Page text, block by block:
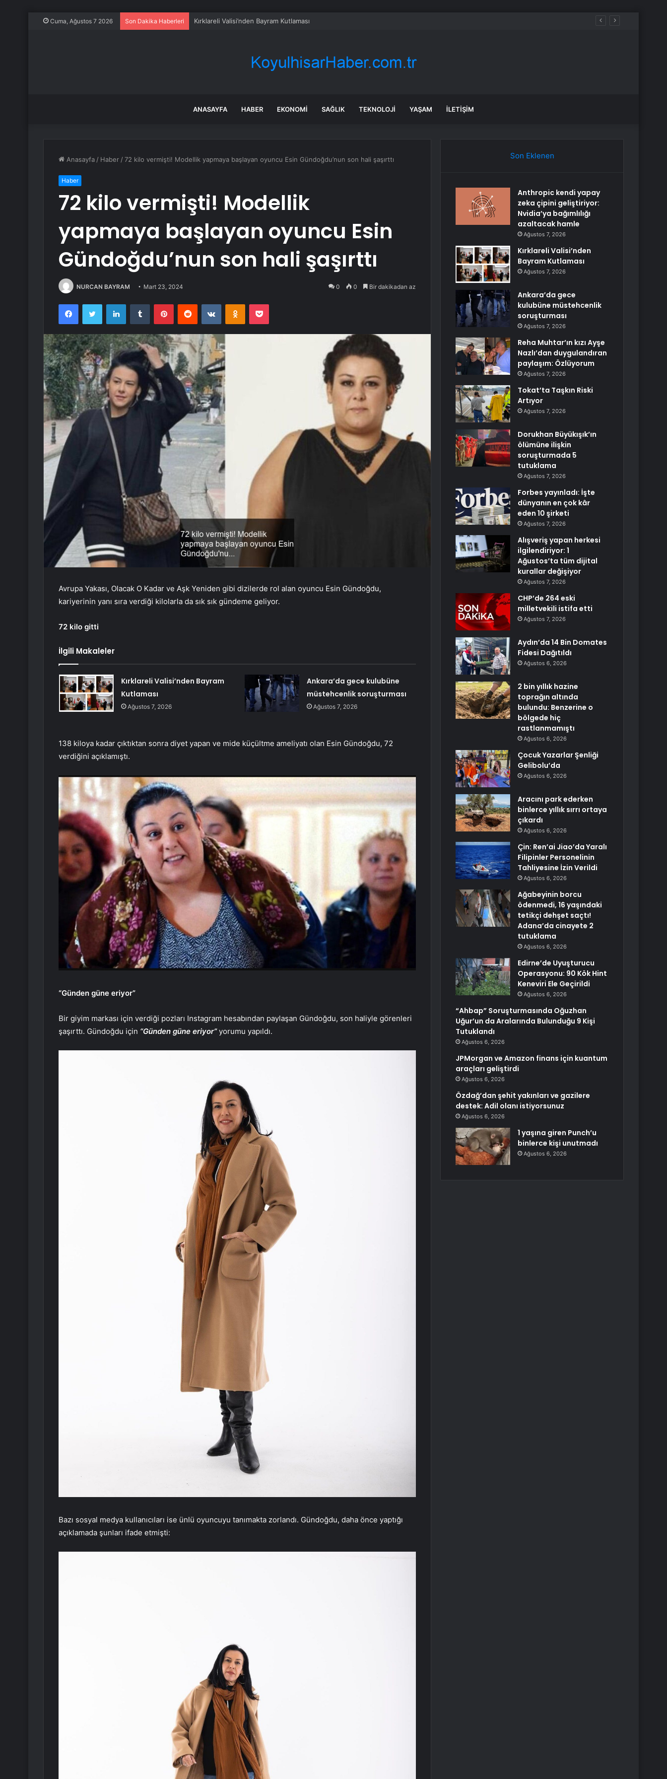
Cuma, Ağustos 7 2026 Son Dakika Haberleri Kırklareli Valisi’nden Bayram Kutlaması
ANASAYFA HABER EKONOMI SAĞLIK TEKNOLOJI YAŞAM İLETIŞIM
Anasayfa / Haber /72 kilo vermişti! Modellik yapmaya başlayan oyuncu Esin Gündoğdu’nun son hali şaşırttı
Haber
72 kilo vermişti! Modellik
yapmaya başlayan oyuncu Esin
Gündoğdu’nun son hali şaşırttı
NURCAN BAYRAM Mart 23, 2024 0 0 Bir dakikadan az
FacebookTwitter LinkedInTumblr PinterestReddit VKontakteOdnoklassniki
Pocket
Avrupa Yakası, Olacak O Kadar ve Aşk Yeniden gibi dizilerde rol alan oyuncu Esin Gündoğdu,
kariyerinin yanı sıra verdiği kilolarla da sık sık gündeme geliyor.
72 kilo gitti
İlgili Makaleler
Kırklareli Valisi’nden Bayram
Kutlaması
Ağustos 7, 2026
Ankara’da gece kulubüne
müstehcenlik soruşturması
Ağustos 7, 2026
138 kiloya kadar çıktıktan sonra diyet yapan ve mide küçültme ameliyatı olan Esin Gündoğdu, 72
verdiğini açıklamıştı.
“Günden güne eriyor”
Bir giyim markası için verdiği pozları Instagram hesabından paylaşan Gündoğdu, son haliyle görenleri
şaşırttı. Gündoğdu için “Günden güne eriyor”yorumu yapıldı.
Bazı sosyal medya kullanıcıları ise ünlü oyuncuyu tanımakta zorlandı. Gündoğdu, daha önce yaptığı
açıklamada şunları ifade etmişti:
Son Eklenen
Anthropic kendi yapay
zeka çipini geliştiriyor:
Nvidia’ya bağımlılığı
azaltacak hamle
Ağustos 7, 2026
Kırklareli Valisi’nden
Bayram Kutlaması
Ağustos 7, 2026
Ankara’da gece
kulubüne müstehcenlik
soruşturması
Ağustos 7, 2026
Reha Muhtar’ın kızı Ayşe
Nazlı’dan duygulandıran
paylaşım: Özlüyorum
Ağustos 7, 2026
Tokat’ta Taşkın Riski
Artıyor
Ağustos 7, 2026
Dorukhan Büyükışık’ın
ölümüne ilişkin
soruşturmada 5
tutuklama
Ağustos 7, 2026
Forbes yayınladı: İşte
dünyanın en çok kâr
eden 10 şirketi
Ağustos 7, 2026
Alışveriş yapan herkesi
ilgilendiriyor: 1
Ağustos’ta tüm dijital
kurallar değişiyor
Ağustos 7, 2026
CHP’de 264 eski
milletvekili istifa etti
Ağustos 7, 2026
Aydın’da 14 Bin Domates
Fidesi Dağıtıldı
Ağustos 6, 2026
2 bin yıllık hazine
toprağın altında
bulundu: Benzerine o
bölgede hiç
rastlanmamıştı
Ağustos 6, 2026
Çocuk Yazarlar Şenliği
Gelibolu’da
Ağustos 6, 2026
Aracını park ederken
binlerce yıllık sırrı ortaya
çıkardı
Ağustos 6, 2026
Çin: Ren’ai Jiao’da Yaralı
Filipinler Personelinin
Tahliyesine İzin Verildi
Ağustos 6, 2026
Ağabeyinin borcu
ödenmedi, 16 yaşındaki
tetikçi dehşet saçtı!
Adana’da cinayete 2
tutuklama
Ağustos 6, 2026
Edirne’de Uyuşturucu
Operasyonu: 90 Kök Hint
Keneviri Ele Geçirildi
Ağustos 6, 2026
“Ahbap” Soruşturmasında Oğuzhan
Uğur’un da Aralarında Bulunduğu 9 Kişi
Tutuklandı
Ağustos 6, 2026
JPMorgan ve Amazon finans için kuantum
araçları geliştirdi
Ağustos 6, 2026
Özdağ’dan şehit yakınları ve gazilere
destek: Adil olanı istiyorsunuz
Ağustos 6, 2026
1 yaşına giren Punch’u
binlerce kişi unutmadı
Ağustos 6, 2026